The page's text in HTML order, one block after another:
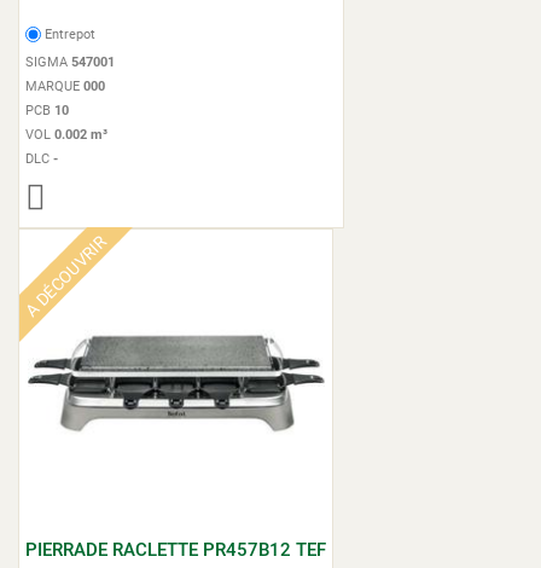
Entrepot
SIGMA 547001
MARQUE 000
PCB 10
VOL 0.002 m³
DLC -
A DÉCOUVRIR
PIERRADE RACLETTE PR457B12 TEF